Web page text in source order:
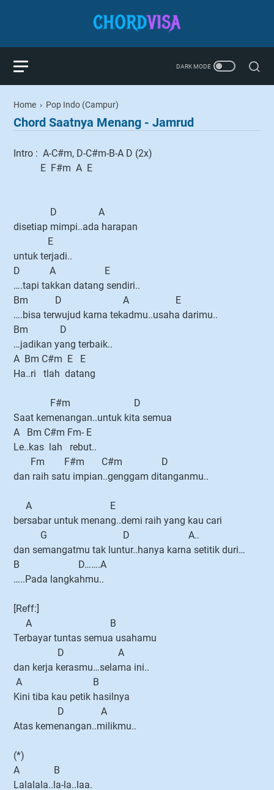
Home › Pop Indo (Campur)
Chord Saatnya Menang - Jamrud
Intro : A-C#m, D-C#m-B-A D (2x)
E F#m A E
D A
disetiap mimpi..ada harapan
E
untuk terjadi..
D A E
….tapi takkan datang sendiri..
Bm D A E
….bisa terwujud karna tekadmu..usaha darimu..
Bm D
…jadikan yang terbaik..
A Bm C#m E E
Ha..ri tlah datang
F#m D
Saat kemenangan..untuk kita semua
A Bm C#m Fm- E
Le..kas lah rebut..
Fm F#m C#m D
dan raih satu impian..genggam ditanganmu..
A E
bersabar untuk menang..demi raih yang kau cari
G D A..
dan semangatmu tak luntur..hanya karna setitik duri…
B D…….A
…..Pada langkahmu..
[Reff:]
A B
Terbayar tuntas semua usahamu
D A
dan kerja kerasmu…selama ini..
A B
Kini tiba kau petik hasilnya
D A
Atas kemenangan..milikmu..
(*)
A B
Lalalala..la-la..laa.